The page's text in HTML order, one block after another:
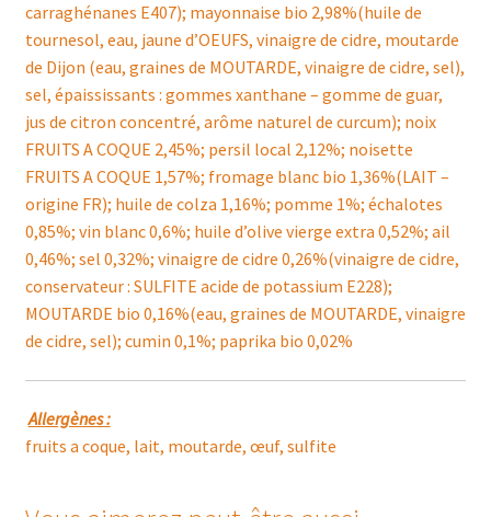
carraghénanes E407); mayonnaise bio 2,98%(huile de
tournesol, eau, jaune d’OEUFS, vinaigre de cidre, moutarde
de Dijon (eau, graines de MOUTARDE, vinaigre de cidre, sel),
sel, épaississants : gommes xanthane – gomme de guar,
jus de citron concentré, arôme naturel de curcum); noix
FRUITS A COQUE 2,45%; persil local 2,12%; noisette
FRUITS A COQUE 1,57%; fromage blanc bio 1,36%(LAIT –
origine FR); huile de colza 1,16%; pomme 1%; échalotes
0,85%; vin blanc 0,6%; huile d’olive vierge extra 0,52%; ail
0,46%; sel 0,32%; vinaigre de cidre 0,26%(vinaigre de cidre,
conservateur : SULFITE acide de potassium E228);
MOUTARDE bio 0,16%(eau, graines de MOUTARDE, vinaigre
de cidre, sel); cumin 0,1%; paprika bio 0,02%
Allergènes :
fruits a coque, lait, moutarde, œuf, sulfite